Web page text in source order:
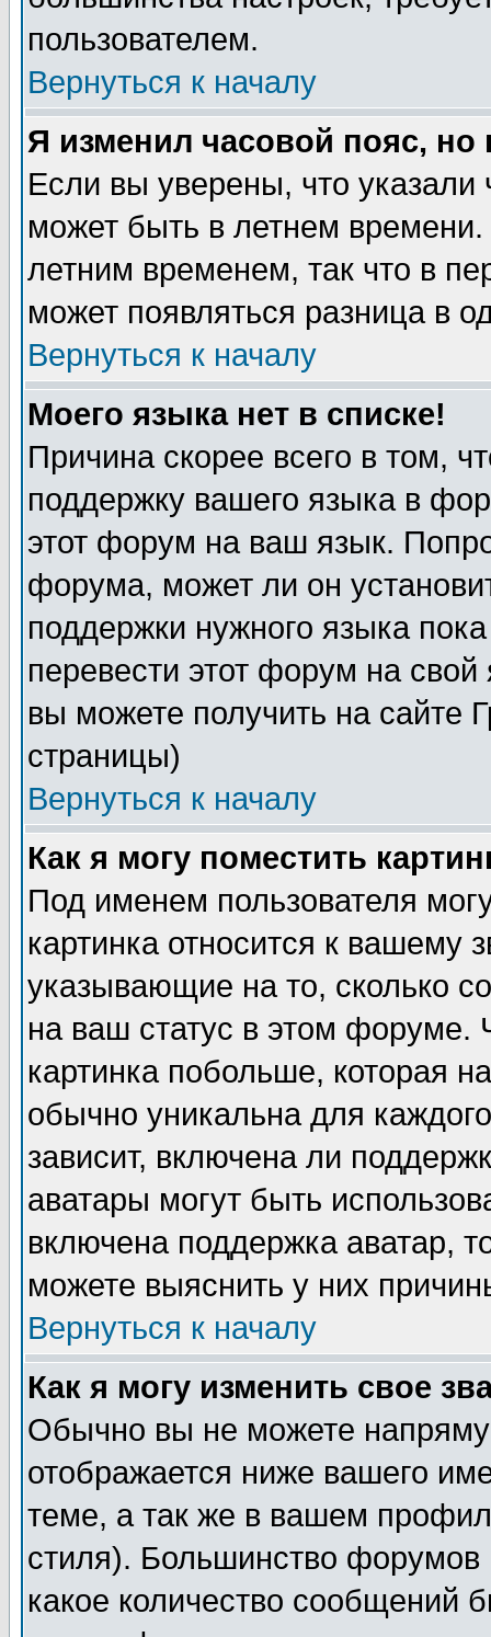
пользователем.
Вернуться к началу
Я изменил часовой пояс,
Если вы уверены, что указали
может быть в летнем
летним временем, так что в
может появляться разница в
Вернуться к началу
Моего языка нет в списке!
Причина скорее всего в том,
поддержку вашего языка в
этот форум на ваш язык.
форума, может ли он
поддержки нужного языка
перевести этот форум на
вы можете получить на сайте
страницы)
Вернуться к началу
Как я могу поместить
Под именем пользователя
картинка относится к вашему
указывающие на то, сколько
на ваш статус в этом форуме.
картинка побольше, которая
обычно уникальна для
зависит, включена ли
аватары могут быть
включена поддержка аватар,
можете выяснить у них
Вернуться к началу
Как я могу изменить свое
Обычно вы не можете
отображается ниже вашего
теме, а так же в вашем
стиля). Большинство форумов
какое количество сообщений